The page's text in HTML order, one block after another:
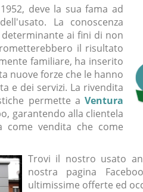
deve la sua fama ad
La conoscenza
ai fini di non
il risultato
familiare, ha inserito
nuove forze che le hanno
e dei servizi. La rivendita
permette a Ventura
garantendo alla clientela
vendita che come
Trovi il nostro usato
nostra pagina
ultimissime offerte ed